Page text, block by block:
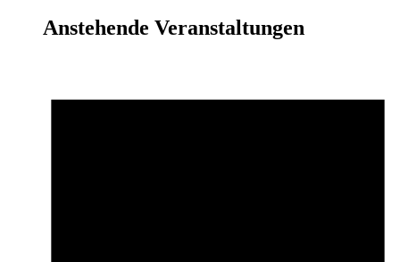
Anstehende Veranstaltungen